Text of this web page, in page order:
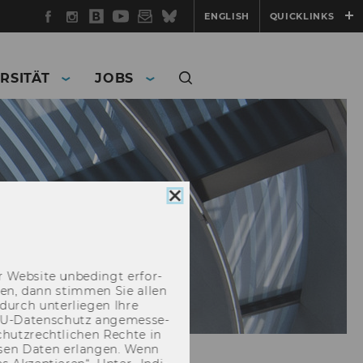
Facebook
Instagram
WU
Blog
YouTube
Newsletter
BlueskyENGLISH QUICKLINKS
JOBS
Cookie
Consent
schließen
Web­site un­be­dingt er­for­
dann stim­men Sie allen
un­ter­lie­gen Ihre
​Datenschutz an­ge­mes­se­
Rech­te in
Daten er­lan­gen. Wenn